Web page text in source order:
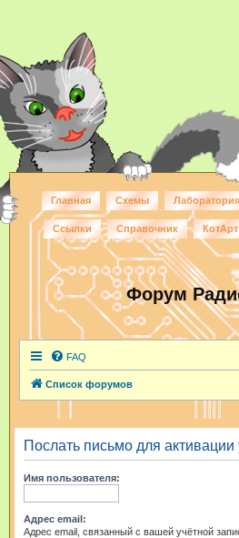
Главная Схемы Лаборатория
Ссылки Справочник КотАрт
Форум
FAQ
Список форумов
Послать письмо для активации
Имя пользователя:
Адрес email:
Адрес email, связанный с вашей учётной